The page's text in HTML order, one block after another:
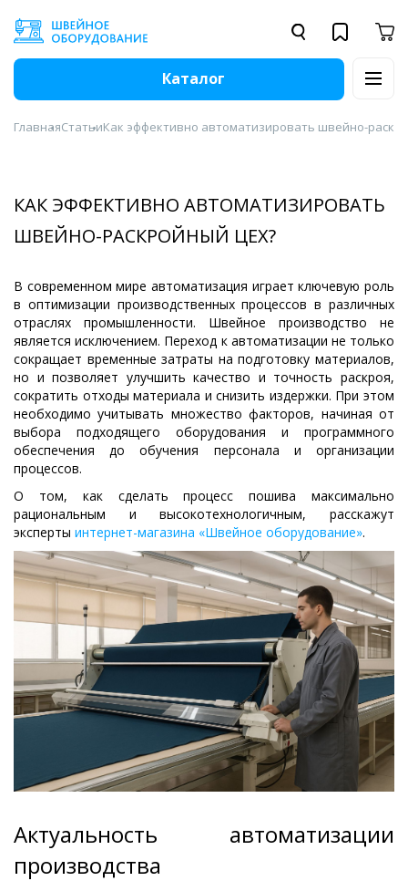
Каталог
ГлавнаяСтатьиКак эффективно автоматизировать швейно-
КАК ЭФФЕКТИВНО АВТОМАТИЗИРОВАТЬ
ШВЕЙНО-РАСКРОЙНЫЙ ЦЕХ?
В современном мире автоматизация играет ключевую роль
в оптимизации производственных процессов в различных
отраслях промышленности. Швейное производство не
является исключением. Переход к автоматизации не только
сокращает временные затраты на подготовку материалов,
но и позволяет улучшить качество и точность раскроя,
сократить отходы материала и снизить издержки. При этом
необходимо учитывать множество факторов, начиная от
выбора подходящего оборудования и программного
обеспечения до обучения персонала и организации
процессов.
О том, как сделать процесс пошива максимально
рациональным и высокотехнологичным, расскажут
эксперты интернет-магазина «Швейное оборудование».
Актуальность автоматизации
производства